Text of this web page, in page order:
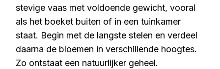
stevige vaas met voldoende gewicht, vooral
als het boeket buiten of in een tuinkamer
staat. Begin met de langste stelen en verdeel
daarna de bloemen in verschillende hoogtes.
Zo ontstaat een natuurlijker geheel.